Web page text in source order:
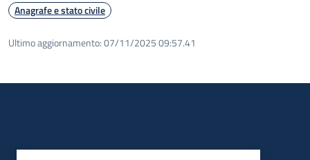
Anagrafe e stato civile
Ultimo aggiornamento:07/11/2025 09:57.41